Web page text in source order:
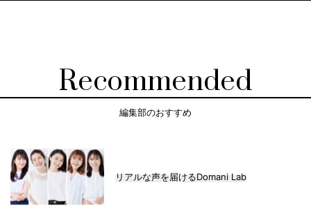
Recommended
編集部のおすすめ
リアルな声を届けるDomani Lab